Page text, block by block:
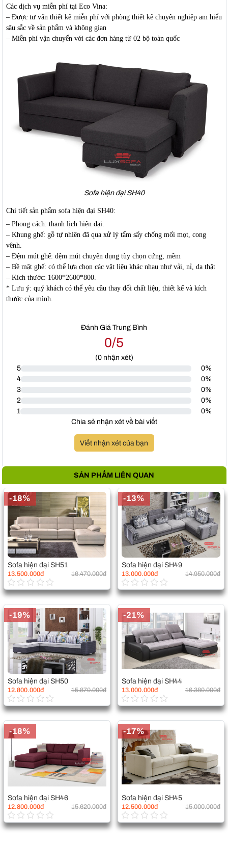
Các dịch vụ miễn phí tại Eco Vina:
– Được tư vấn thiết kế miễn phí với phòng thiết kế chuyên nghiệp am hiểu
sâu sắc về sản phẩm và không gian
– Miễn phí vận chuyển với các đơn hàng từ 02 bộ toàn quốc
Sofa hiện đại SH40
Chi tiết sản phẩm sofa hiện đại SH40:
– Phong cách: thanh lịch hiện đại.
– Khung ghế: gỗ tự nhiên đã qua xử lý tẩm sấy chống mối mọt, cong
vênh.
– Đệm mút ghế: đệm mút chuyên dụng tùy chọn cứng, mềm
– Bề mặt ghế: có thể lựa chọn các vật liệu khác nhau như vải, nỉ, da thật
– Kích thước: 1600*2600*800.
* Lưu ý: quý khách có thể yêu cầu thay đổi chất liệu, thiết kế và kích
thước của mình.
Đánh Giá Trung Bình
0/5
(0nhận xét)
5
0%
4
0%
3
0%
2
0%
1
0%
Chia sẻ nhận xét về bài viết
Viết nhận xét của bạn
SẢN PHẨM LIÊN QUAN
Sofa hiện đại SH51
13.500.000đ 16.470.000đ
-18%
Sofa hiện đại SH49
13.000.000đ 14.950.000đ
-13%
Sofa hiện đại SH50
12.800.000đ 15.870.000đ
-19%
Sofa hiện đại SH44
13.000.000đ 16.380.000đ
-21%
Sofa hiện đại SH46
12.800.000đ 15.620.000đ
-18%
Sofa hiện đại SH45
12.500.000đ 15.000.000đ
-17%